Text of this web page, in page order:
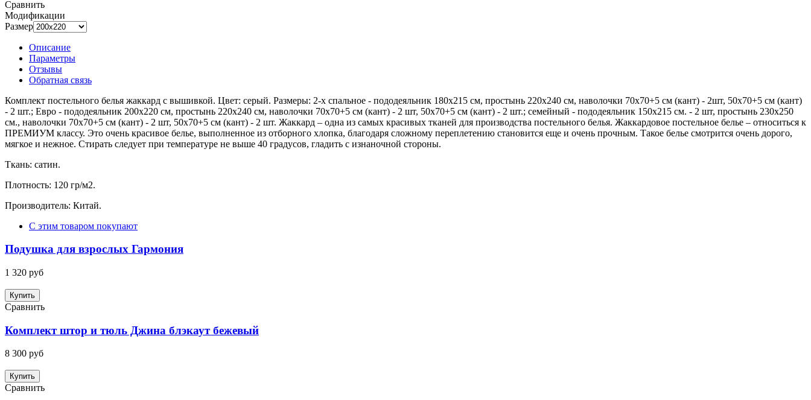
Сравнить
Модификации
Размер
Описание
Параметры
Отзывы
Обратная связь
Комплект постельного белья жаккард с вышивкой. Цвет: серый. Размеры: 2-х спальное - пододеяльник 180х215 см, простынь 220х240 см, наволочки 70х70+5 см (кант) - 2шт, 50х70+5 см (кант)
- 2 шт.; Евро - пододеяльник 200х220 см, простынь 220х240 см, наволочки 70х70+5 см (кант) - 2 шт, 50х70+5 см (кант) - 2 шт.; семейный - пододеяльник 150х215 см. - 2 шт, простынь 230х250
см., наволочки 70х70+5 см (кант) - 2 шт, 50х70+5 см (кант) - 2 шт. Жаккард – одна из самых красивых тканей для производства постельного белья. Жаккардовое постельное белье – относиться к
ПРЕМИУМ классу. Это очень красивое белье, выполненное из отборного хлопка, благодаря сложному переплетению становится еще и очень прочным. Такое белье смотрится очень дорого,
мягкое и нежное. Стирать следует при температуре не выше 40 градусов, гладить с изнаночной стороны.
Ткань: сатин.
Плотность: 120 гр/м2.
Производитель: Китай.
С этим товаром покупают
Подушка для взрослых Гармония
1 320 руб
Купить
Сравнить
Комплект штор и тюль Джина блэкаут бежевый
8 300 руб
Купить
Сравнить